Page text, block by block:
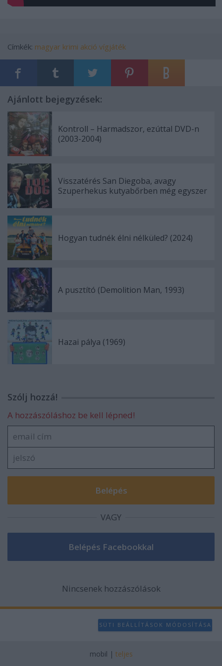
Címkék: magyar krimi akció vígjáték
Ajánlott bejegyzések:
Kontroll – Harmadszor, ezúttal DVD-n
(2003-2004)
Visszatérés San Diegoba, avagy
Szuperhekus kutyabőrben még egyszer
Hogyan tudnék élni nélküled? (2024)
A pusztító (Demolition Man, 1993)
Hazai pálya (1969)
Szólj hozzá!
A hozzászóláshoz be kell lépned!
VAGY
Nincsenek hozzászólások
SÜTI BEÁLLÍTÁSOK MÓDOSÍTÁSA
mobil | teljes